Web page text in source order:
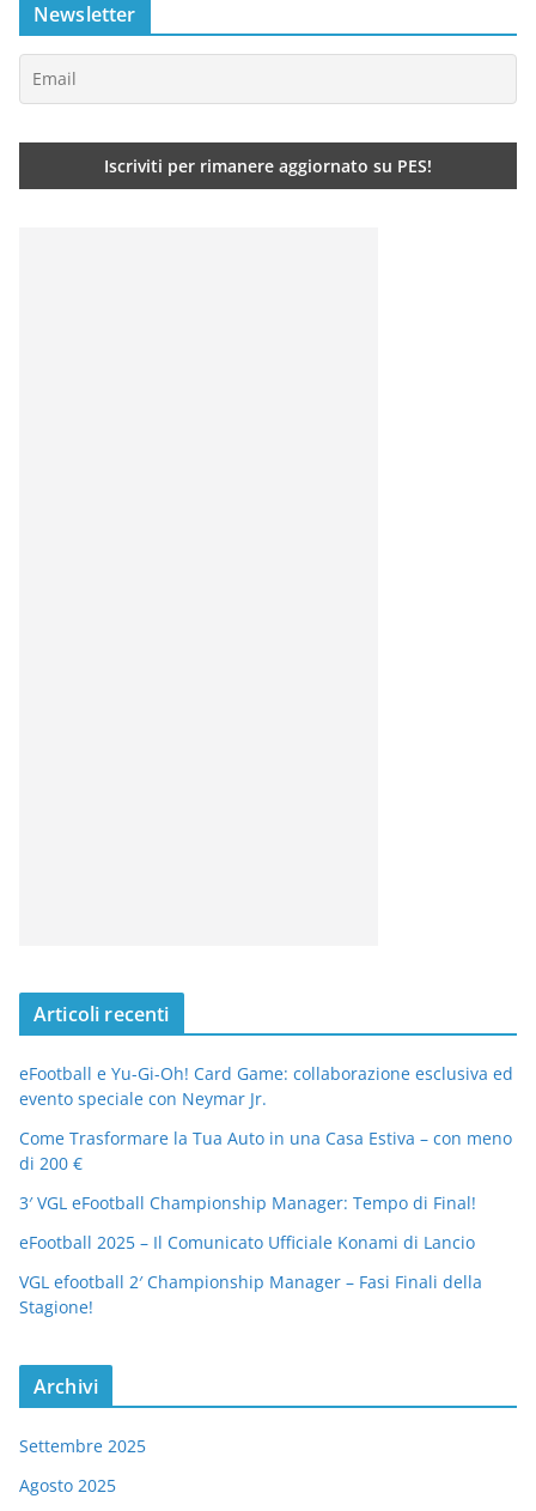
Newsletter
Articoli recenti
eFootball e Yu-Gi-Oh! Card Game: collaborazione esclusiva ed
evento speciale con Neymar Jr.
Come Trasformare la Tua Auto in una Casa Estiva – con meno
di 200 €
3′ VGL eFootball Championship Manager: Tempo di Final!
eFootball 2025 – Il Comunicato Ufficiale Konami di Lancio
VGL efootball 2′ Championship Manager – Fasi Finali della
Stagione!
Archivi
Settembre 2025
Agosto 2025